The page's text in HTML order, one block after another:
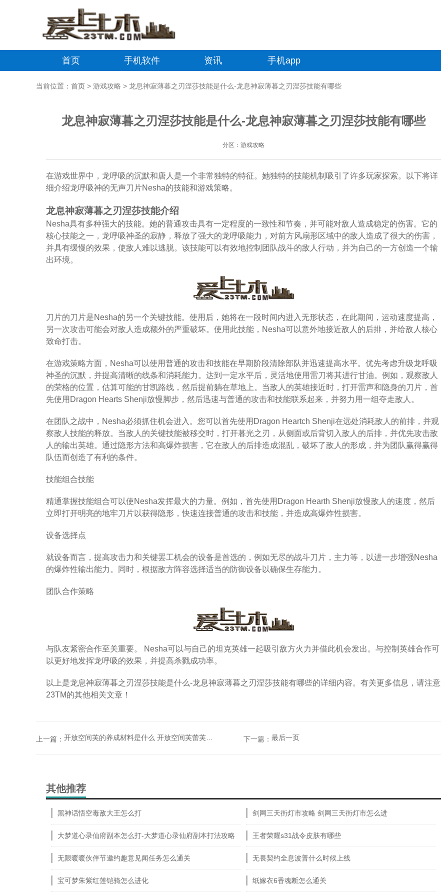
首页 手机软件 资讯 手机app
当前位置： 首页 > 游戏攻略 > 龙息神寂薄暮之刃涅莎技能是什么-龙息神寂薄暮之刃涅莎技能有哪些
龙息神寂薄暮之刃涅莎技能是什么-龙息神寂薄暮之刃涅莎技能有哪些
分区：游戏攻略
在游戏世界中，龙呼吸的沉默和唐人是一个非常独特的特征。她独特的技能机制吸引了许多玩家探索。以下将详
细介绍龙呼吸神的无声刀片Nesha的技能和游戏策略。
龙息神寂薄暮之刃涅莎技能介绍
Nesha具有多种强大的技能。她的普通攻击具有一定程度的一致性和节奏，并可能对敌人造成稳定的伤害。它的
核心技能之一，龙呼吸神圣的寂静，释放了强大的龙呼吸能力，对前方风扇形区域中的敌人造成了很大的伤害，
并具有缓慢的效果，使敌人难以逃脱。该技能可以有效地控制团队战斗的敌人行动，并为自己的一方创造一个输
出环境。
刀片的刀片是Nesha的另一个关键技能。使用后，她将在一段时间内进入无形状态，在此期间，运动速度提高，
另一次攻击可能会对敌人造成额外的严重破坏。使用此技能，Nesha可以意外地接近敌人的后排，并给敌人核心
致命打击。
在游戏策略方面，Nesha可以使用普通的攻击和技能在早期阶段清除部队并迅速提高水平。优先考虑升级龙呼吸
神圣的沉默，并提高清晰的线条和消耗能力。达到一定水平后，灵活地使用雷刀将其进行甘油。例如，观察敌人
的荣格的位置，估算可能的甘凯路线，然后提前躺在草地上。当敌人的英雄接近时，打开雷声和隐身的刀片，首
先使用Dragon Hearts Shenji放慢脚步，然后迅速与普通的攻击和技能联系起来，并努力用一组夺走敌人。
在团队之战中，Nesha必须抓住机会进入。您可以首先使用Dragon Heartch Shenji在远处消耗敌人的前排，并观
察敌人技能的释放。当敌人的关键技能被移交时，打开暮光之刃，从侧面或后背切入敌人的后排，并优先攻击敌
人的输出英雄。通过隐形方法和高爆炸损害，它在敌人的后排造成混乱，破坏了敌人的形成，并为团队赢得赢得
队伍而创造了有利的条件。
技能组合技能
精通掌握技能组合可以使Nesha发挥最大的力量。例如，首先使用Dragon Hearth Shenji放慢敌人的速度，然后
立即打开明亮的地牢刀片以获得隐形，快速连接普通的攻击和技能，并造成高爆炸性损害。
设备选择点
就设备而言，提高攻击力和关键罢工机会的设备是首选的，例如无尽的战斗刀片，主力等，以进一步增强Nesha
的爆炸性输出能力。同时，根据敌方阵容选择适当的防御设备以确保生存能力。
团队合作策略
与队友紧密合作至关重要。 Nesha可以与自己的坦克英雄一起吸引敌方火力并借此机会发出。与控制英雄合作可
以更好地发挥龙呼吸的效果，并提高杀戮成功率。
以上是龙息神寂薄暮之刃涅莎技能是什么-龙息神寂薄暮之刃涅莎技能有哪些的详细内容。有关更多信息，请注意
23TM的其他相关文章！
上一篇： 下一篇： 最后一页
其他推荐
黑神话悟空毒敌大王怎么打 剑网三天街灯市攻略 剑网三天街灯市怎么进
大梦道心录仙府副本怎么打-大梦道心录仙府副本打法攻略 王者荣耀s31战令皮肤有哪些
无限暖暖伙伴节邀约趣意见闻任务怎么通关 无畏契约全息波普什么时候上线
宝可梦朱紫红莲铠骑怎么进化 纸嫁衣6香魂断怎么通关